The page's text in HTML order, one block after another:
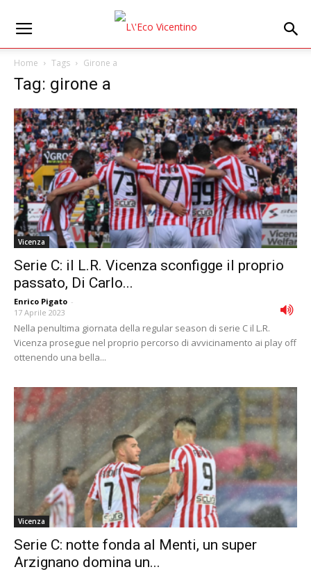
Home Tags Girone a
Tag: girone a
Vicenza
Serie C: il L.R. Vicenza sconfigge il proprio
passato, Di Carlo...
Enrico Pigato -
17 Aprile 2023
Nella penultima giornata della regular season di serie C il L.R.
Vicenza prosegue nel proprio percorso di avvicinamento ai play off
ottenendo una bella...
Vicenza
Serie C: notte fonda al Menti, un super
Arzignano domina un...